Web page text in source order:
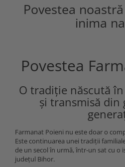
Povestea
inima
Povestea
O tradiție născută
și transmisă din
Farmanat Poieni nu este doar o
Este continuarea unei tradiții
de un secol în urmă, într-un sat cu o
județul Bihor.